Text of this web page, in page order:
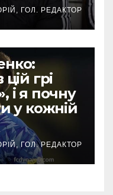
ГОЛ. РЕДАКТОР
грі
і я почну
у кожній
ГОЛ. РЕДАКТОР